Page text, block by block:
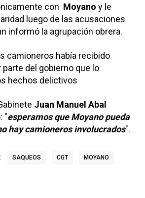
con Moyano y le
luego de las acusaciones
informó la agrupación obrera.
camioneros había recibido
del gobierno que lo
hechos delictivos
Juan Manuel Abal
"esperamos que Moyano pueda
hay camioneros involucrados".
SAQUEOS CGT MOYANO